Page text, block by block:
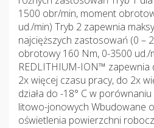
1500 obr/min, moment
ud./min) Tryb 2 zapewnia
najcięższych zastosowań (0 –
obrotowy 160 Nm, 0-3500 ud./
REDLITHIUM-ION™ zapewnia
2x więcej czasu pracy, do 2x
działa do -18° C w
litowo-jonowych Wbudowane
oświetlenia powierzchni